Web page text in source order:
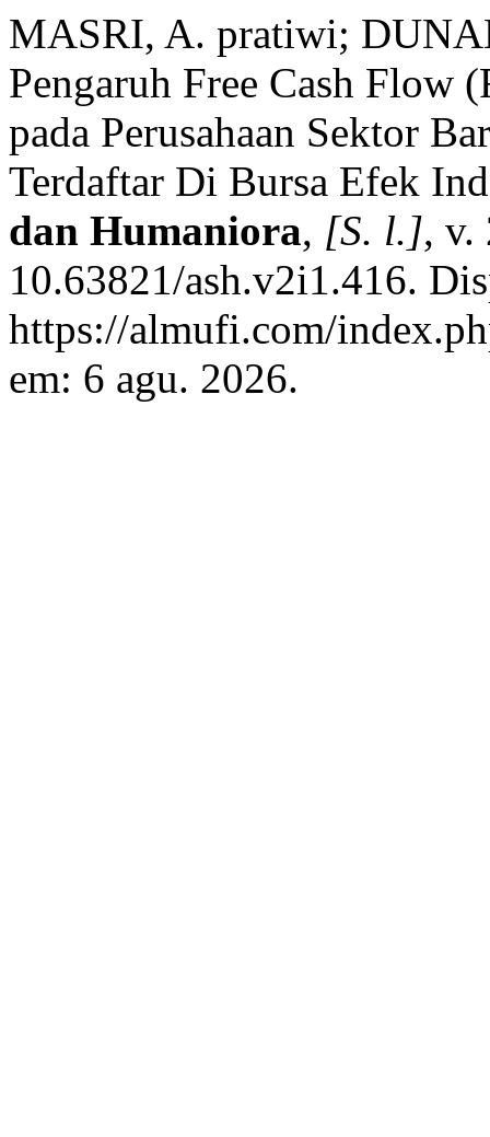
MASRI, A. pratiwi;
Pengaruh Free Cash Flow
pada Perusahaan Sektor
Terdaftar Di Bursa Efek
dan Humaniora, [S. l.], v.
10.63821/ash.v2i1.416.
https://almufi.com/
em: 6 agu. 2026.